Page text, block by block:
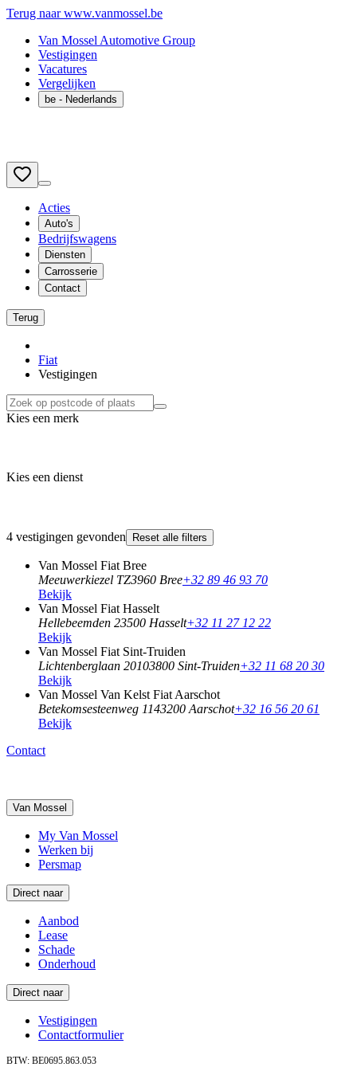
Terug naar www.vanmossel.be
Van Mossel Automotive Group
Vestigingen
Vacatures
Vergelijken
be - Nederlands
Acties
Auto's
Bedrijfswagens
Diensten
Carrosserie
Contact
Terug
Fiat
Vestigingen
Kies een merk
Kies een dienst
4 vestigingen gevonden Reset alle filters
Van Mossel Fiat Bree
Meeuwerkiezel TZ3960 Bree+32 89 46 93 70
Bekijk
Van Mossel Fiat Hasselt
Hellebeemden 23500 Hasselt+32 11 27 12 22
Bekijk
Van Mossel Fiat Sint-Truiden
Lichtenberglaan 20103800 Sint-Truiden+32 11 68 20 30
Bekijk
Van Mossel Van Kelst Fiat Aarschot
Betekomsesteenweg 1143200 Aarschot+32 16 56 20 61
Bekijk
Contact
Van Mossel
My Van Mossel
Werken bij
Persmap
Direct naar
Aanbod
Lease
Schade
Onderhoud
Direct naar
Vestigingen
Contactformulier
BTW: BE0695.863.053